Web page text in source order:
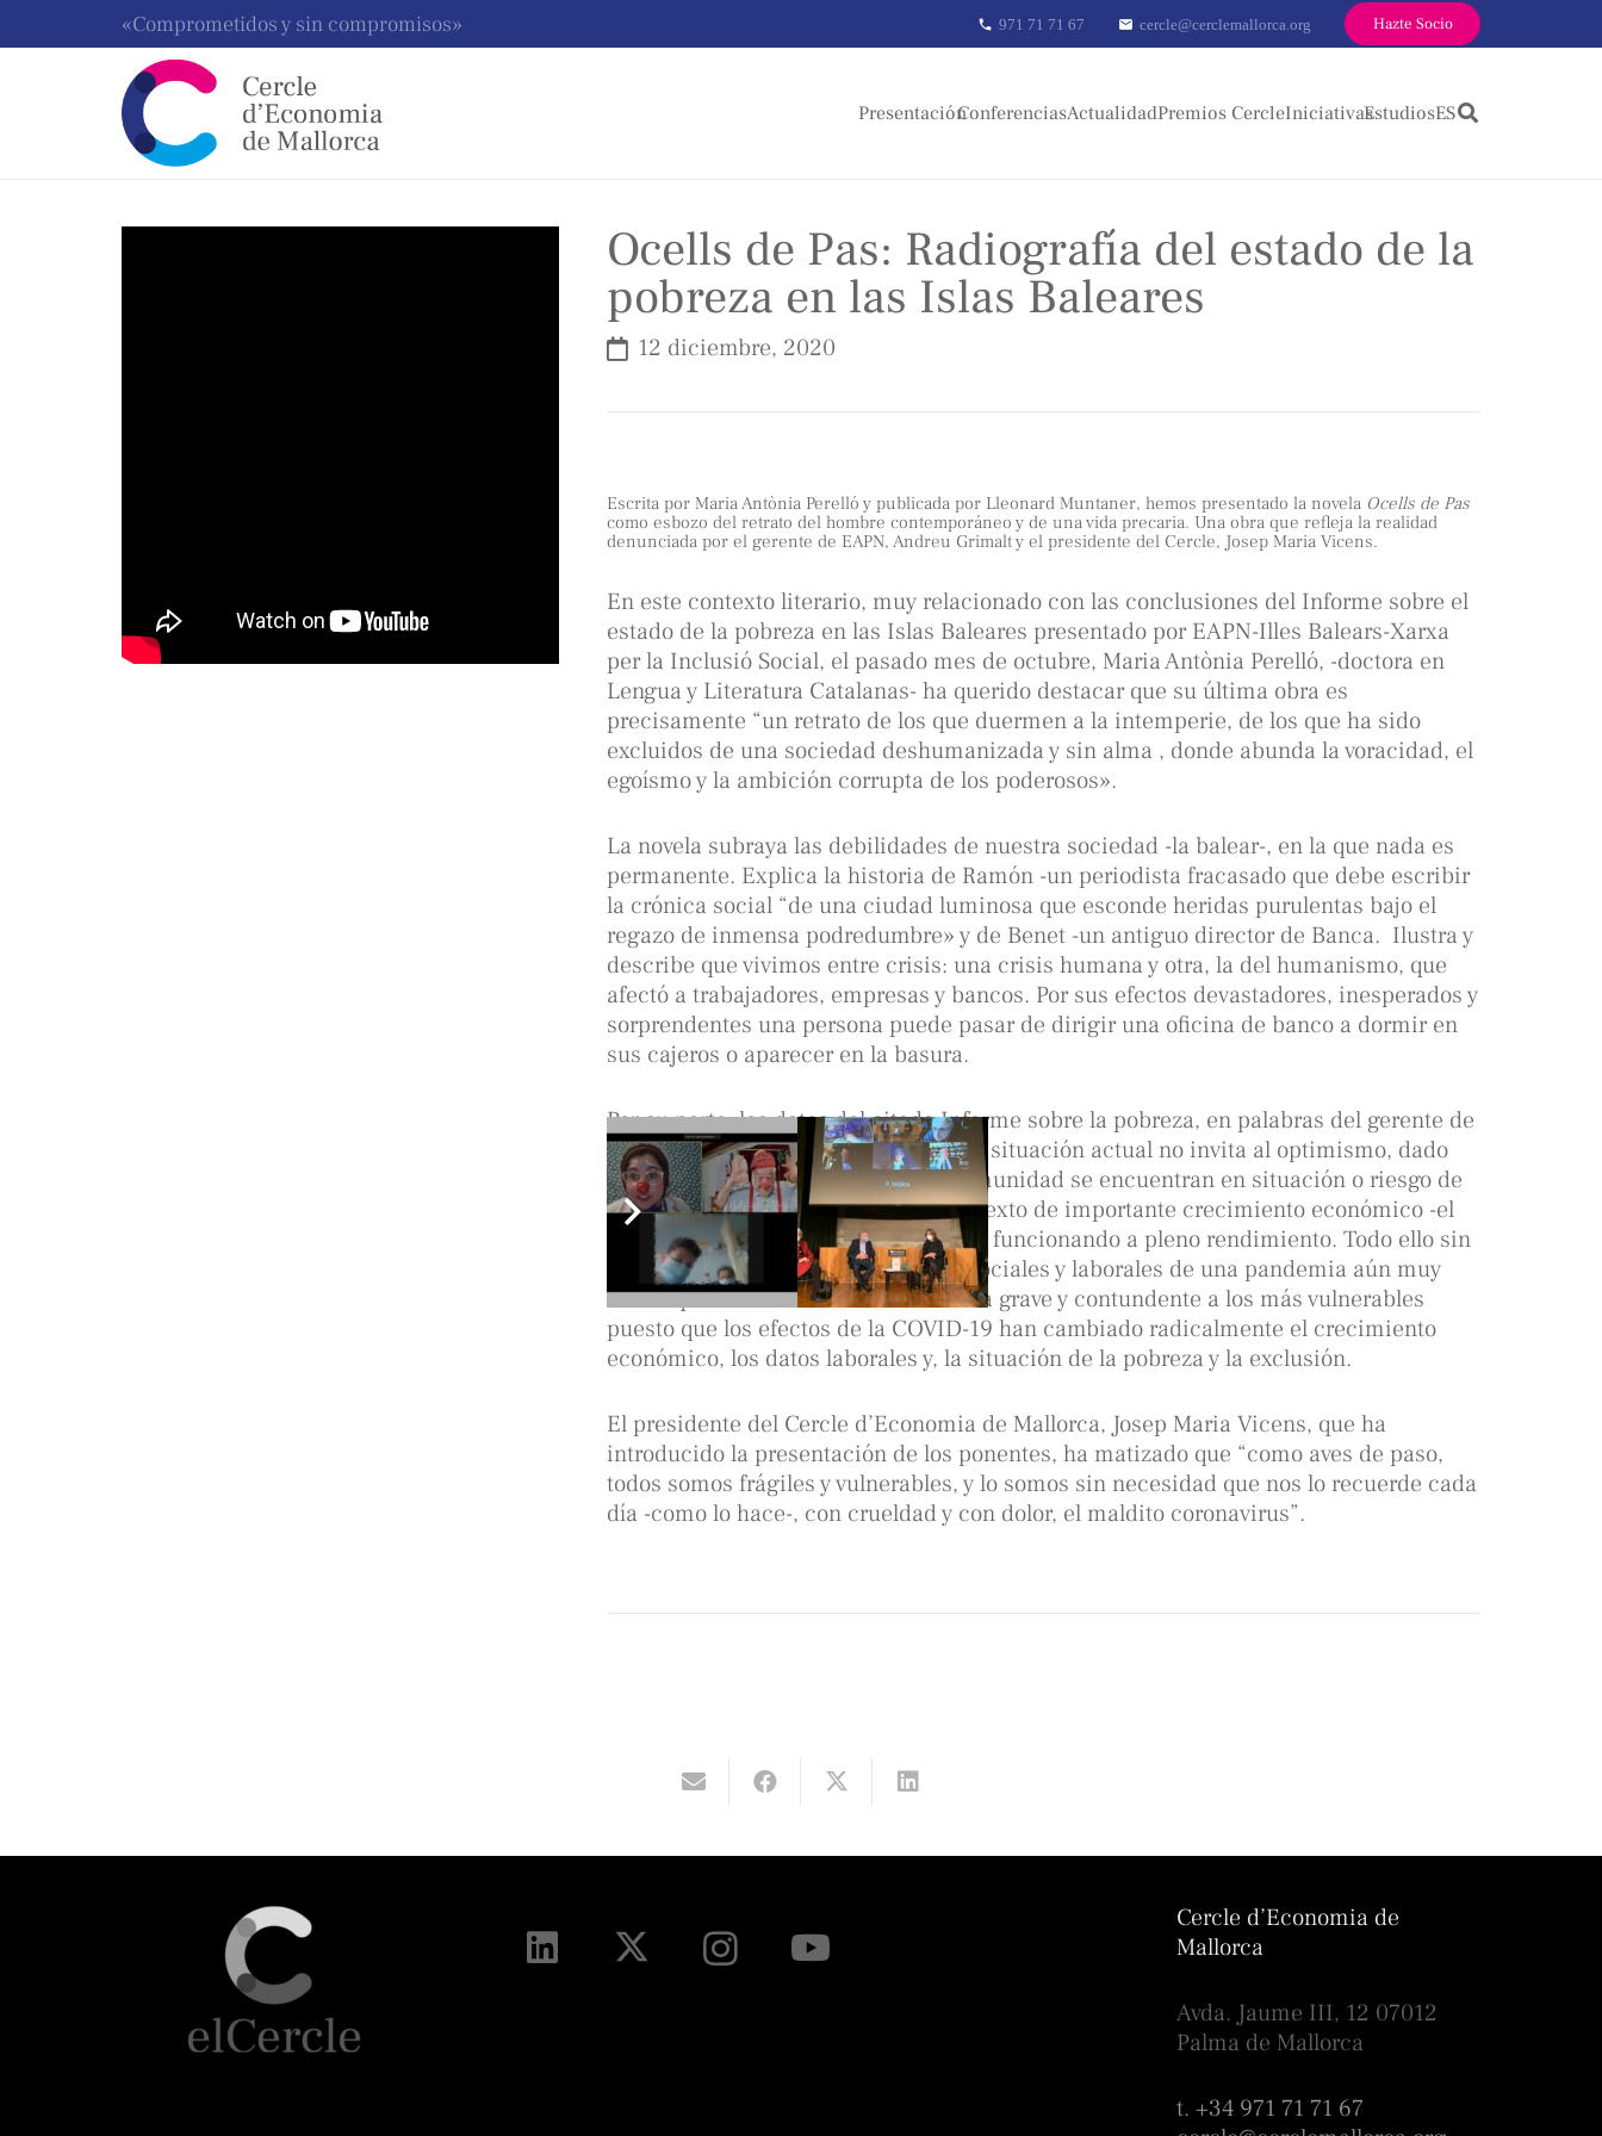
«Comprometidos y sin compromisos» phone 971 71 71 67 mail cercle@cerclemallorca.org Hazte Socio
PresentaciónConferenciasActualidadPremios CercleIniciativasEstudiosES
Ocells de Pas: Radiografía del estado de la
pobreza en las Islas Baleares
12 diciembre, 2020
Escritapor Maria Antònia Perelló y publicada por Lleonard Muntaner, hemos presentado la novela Ocells de Pas
como esbozo del retrato del hombre contemporáneo y de una vida precaria. Una obra que refleja la realidad
denunciada por el gerente de EAPN, Andreu Grimalt y el presidente del Cercle, Josep Maria Vicens.
En este contexto literario, muy relacionado con las conclusiones del Informe sobre el
estado de la pobreza en las Islas Baleares presentado por EAPN-Illes Balears-Xarxa
per la Inclusió Social, el pasado mes de octubre, Maria Antònia Perelló, -doctora en
Lengua y Literatura Catalanas- ha querido destacar que su última obra es
precisamente “un retrato de los que duermen a la intemperie, de los que ha sido
excluidos de una sociedad deshumanizada y sin alma , donde abunda la voracidad, el
egoísmo y la ambición corrupta de los poderosos».
La novela subraya las debilidades de nuestra sociedad -la balear-, en la que nada es
permanente. Explica la historia de Ramón -un periodista fracasado que debe escribir
la crónica social “de una ciudad luminosa que esconde heridas purulentas bajo el
regazo de inmensa podredumbre» y de Benet -un antiguo director de Banca. Ilustra y
describe que vivimos entre crisis: una crisis humana y otra, la del humanismo, que
afectó a trabajadores, empresas y bancos. Por sus efectos devastadores, inesperados y
sorprendentes una persona puede pasar de dirigir una oficina de banco a dormir en
sus cajeros o aparecer en la basura.
Por su parte, los datos del citado Informe sobre la pobreza, en palabras del gerente de
EAPN, Andreu Grimalt, revelan que la situación actual no invita al optimismo, dado
que 180.000 personas de nuestra Comunidad se encuentran en situación o riesgo de
pobreza y exclusión social en un contexto de importante crecimiento económico -el
2019- y con la locomotora del turismo funcionando a pleno rendimiento. Todo ello sin
contar con los efectos económicos, sociales y laborales de una pandemia aún muy
activa que volverá a afectar de manera grave y contundente a los más vulnerables
puesto que los efectos de la COVID-19 han cambiado radicalmente el crecimiento
económico, los datos laborales y, la situación de la pobreza y la exclusión.
El presidente del Cercle d’Economia de Mallorca, Josep Maria Vicens, que ha
introducido la presentación de los ponentes, ha matizado que “como aves de paso,
todos somos frágiles y vulnerables, y lo somos sin necesidad que nos lo recuerde cada
día -como lo hace-, con crueldad y con dolor, el maldito coronavirus”.
Cercle d’Economia de
Mallorca
Avda. Jaume III, 12 07012
Palma de Mallorca
t. +34 971 71 71 67